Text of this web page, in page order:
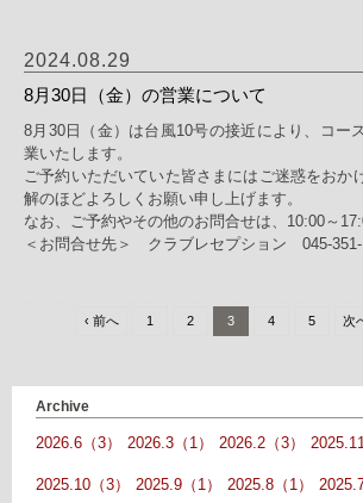
2024.08.29
8月30日（金）の営業について
8月30日（金）は台風10号の接近により、コー
業いたします。
ご予約いただいていた皆さまにはご迷惑をおか
解のほどよろしくお願い申し上げます。
なお、ご予約やその他のお問合せは、10:00～
＜お問合せ先＞ クラブレセプション 045-351-
‹ 前へ 1 2 3 4 5 次
Archive
2026.6（3） 2026.3（1） 2026.2（3）
2025.10（3） 2025.9（1） 2025.8（1）